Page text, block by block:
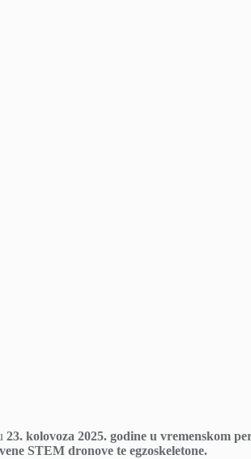
23. kolovoza 2025. godine u vremenskom
STEM dronove te egzoskeletone.